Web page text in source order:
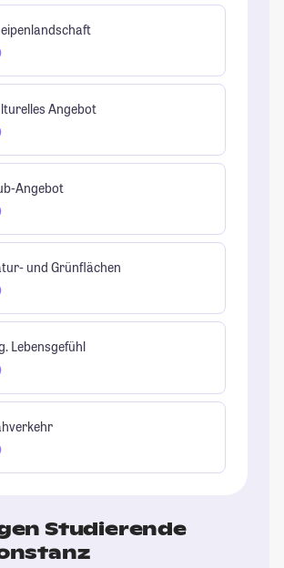
Angebot
Angebot
und Grünflächen
Lebensgefühl
Studierende